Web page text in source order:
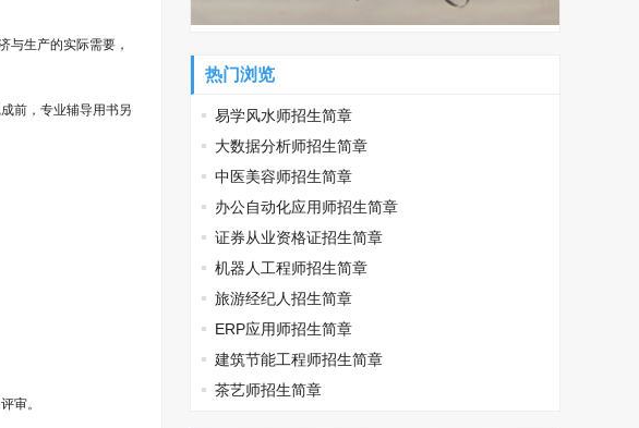
与生产的实际需要，
前，专业辅导用书另
审。
热门浏览
易学风水师招生简章
大数据分析师招生简章
中医美容师招生简章
办公自动化应用师招生简章
证券从业资格证招生简章
机器人工程师招生简章
旅游经纪人招生简章
ERP应用师招生简章
建筑节能工程师招生简章
茶艺师招生简章